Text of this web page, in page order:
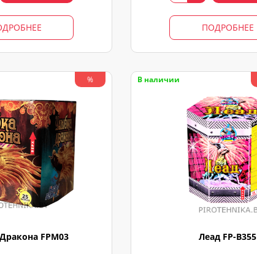
ПОДРОБНЕЕ
%
FPM03
В наличии
Леад FP-B355